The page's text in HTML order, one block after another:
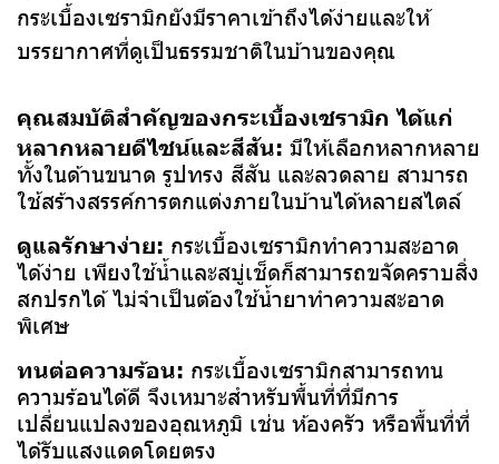
กระเบื้องเซรามิกยังมีราคาเข้าถึงได้ง่ายและให้
บรรยากาศที่ดูเป็นธรรมชาติในบ้านของคุณ
คุณสมบัติสำคัญของกระเบื้องเซรามิก ได้แก่
หลากหลายดีไซน์และสีสัน: มีให้เลือกหลากหลาย
ทั้งในด้านขนาด รูปทรง สีสัน และลวดลาย สามารถ
ใช้สร้างสรรค์การตกแต่งภายในบ้านได้หลายสไตล์
ดูแลรักษาง่าย: กระเบื้องเซรามิกทำความสะอาด
ได้ง่าย เพียงใช้น้ำและสบู่เช็ดก็สามารถขจัดคราบสิ่ง
สกปรกได้ ไม่จำเป็นต้องใช้น้ำยาทำความสะอาด
พิเศษ
ทนต่อความร้อน: กระเบื้องเซรามิกสามารถทน
ความร้อนได้ดี จึงเหมาะสำหรับพื้นที่ที่มีการ
เปลี่ยนแปลงของอุณหภูมิ เช่น ห้องครัว หรือพื้นที่ที่
ได้รับแสงแดดโดยตรง